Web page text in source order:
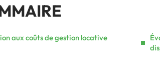
aux coûts de gestion locative